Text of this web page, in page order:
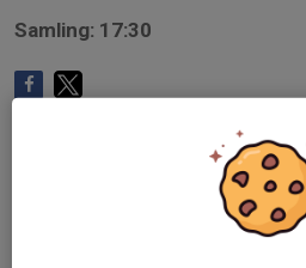
Samling: 17:30